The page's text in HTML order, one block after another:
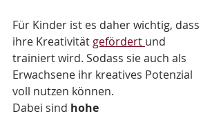
Für Kinder ist es daher wichtig, dass
ihre Kreativität gefördert und
trainiert wird. Sodass sie auch als
Erwachsene ihr kreatives Potenzial
voll nutzen können.
Dabei sind hohe